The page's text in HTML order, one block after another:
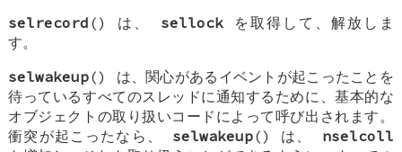
selrecord () は、 sellock を取得して、解放しま
す。
selwakeup() は、関心があるイベントが起こったことを
待っているすべてのスレッドに通知するために、基本的な
オブジェクトの取り扱いコードによって呼び出されます。
衝突が起こったなら、 selwakeup() は、 nselcoll